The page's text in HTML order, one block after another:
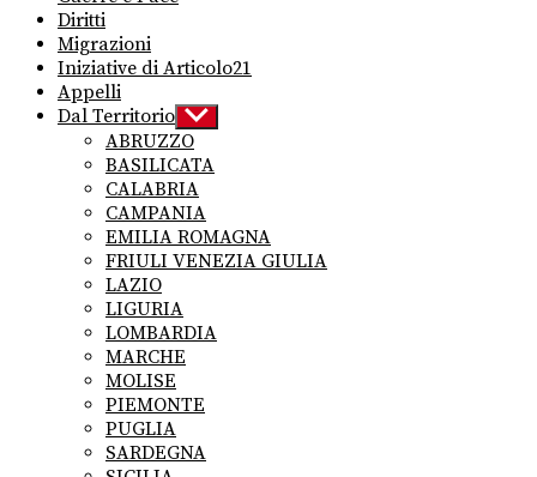
Diritti
Migrazioni
Iniziative di Articolo21
Appelli
Dal Territorio Show
sub
menu
ABRUZZO
BASILICATA
CALABRIA
CAMPANIA
EMILIA ROMAGNA
FRIULI VENEZIA GIULIA
LAZIO
LIGURIA
LOMBARDIA
MARCHE
MOLISE
PIEMONTE
PUGLIA
SARDEGNA